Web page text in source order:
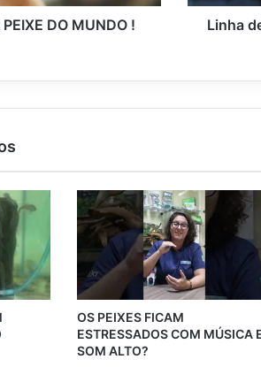
PEIXE DO MUNDO !
Linha
OS PEIXES FICAM
ESTRESSADOS COM MÚSICA
SOM ALTO?